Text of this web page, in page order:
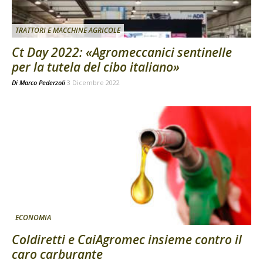
TRATTORI E MACCHINE AGRICOLE
Ct Day 2022: «Agromeccanici sentinelle
per la tutela del cibo italiano»
Di Marco Pederzoli 3 Dicembre 2022
ECONOMIA
Coldiretti e CaiAgromec insieme contro il
caro carburante